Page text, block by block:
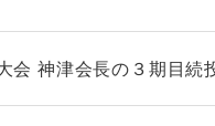
会 神津会長の３期目続